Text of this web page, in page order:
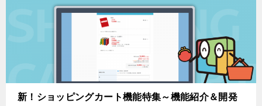
新！ショッピングカート機能特集～機能紹介＆開発